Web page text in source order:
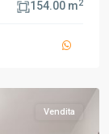
154.00 m2
Vendita